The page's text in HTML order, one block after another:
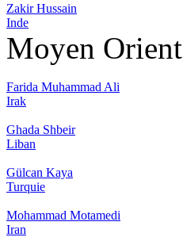
Zakir Hussain
Inde
Moyen Orient
Farida Muhammad Ali
Irak
Ghada Shbeir
Liban
Gülcan Kaya
Turquie
Mohammad Motamedi
Iran